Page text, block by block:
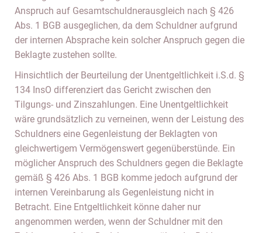
Anspruch auf Gesamtschuldnerausgleich nach § 426
Abs. 1 BGB ausgeglichen, da dem Schuldner aufgrund
der internen Absprache kein solcher Anspruch gegen die
Beklagte zustehen sollte.
Hinsichtlich der Beurteilung der Unentgeltlichkeit i.S.d. §
134 InsO differenziert das Gericht zwischen den
Tilgungs- und Zinszahlungen. Eine Unentgeltlichkeit
wäre grundsätzlich zu verneinen, wenn der Leistung des
Schuldners eine Gegenleistung der Beklagten von
gleichwertigem Vermögenswert gegenüberstünde. Ein
möglicher Anspruch des Schuldners gegen die Beklagte
gemäß § 426 Abs. 1 BGB komme jedoch aufgrund der
internen Vereinbarung als Gegenleistung nicht in
Betracht. Eine Entgeltlichkeit könne daher nur
angenommen werden, wenn der Schuldner mit den